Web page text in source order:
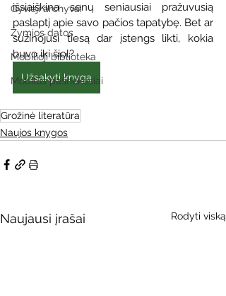
Gyvieji archyvai
Žymios datos
Mobilioji biblioteka
Mobilūs pašnekesiai
išsiaiškina senų seniausiai pražuvusią
paslaptį apie savo pačios tapatybę. Bet ar
sužinojusi tiesą dar įstengs likti, kokia
buvo iki šiol?
Užsakyti knygą
Grožinė literatūra
Naujos knygos
Naujausi įrašai Rodyti viską